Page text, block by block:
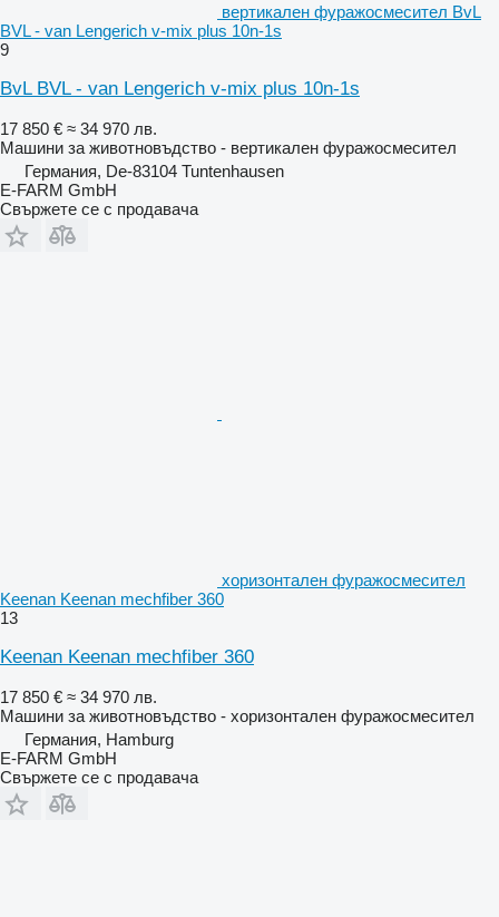
вертикален фуражосмесител BvL
BVL - van Lengerich v-mix plus 10n-1s
9
BvL BVL - van Lengerich v-mix plus 10n-1s
17 850 € ≈ 34 970 лв.
Машини за животновъдство - вертикален фуражосмесител
Германия, De-83104 Tuntenhausen
E-FARM GmbH
Свържете се с продавача
хоризонтален фуражосмесител
Keenan Keenan mechfiber 360
13
Keenan Keenan mechfiber 360
17 850 € ≈ 34 970 лв.
Машини за животновъдство - хоризонтален фуражосмесител
Германия, Hamburg
E-FARM GmbH
Свържете се с продавача